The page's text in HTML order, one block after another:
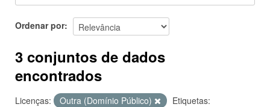
Ordenar por
3 conjuntos de dados
encontrados
Licenças: Outra (Domínio Público)
Etiquetas: